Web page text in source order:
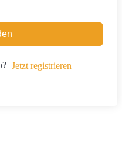
Jetzt registrieren